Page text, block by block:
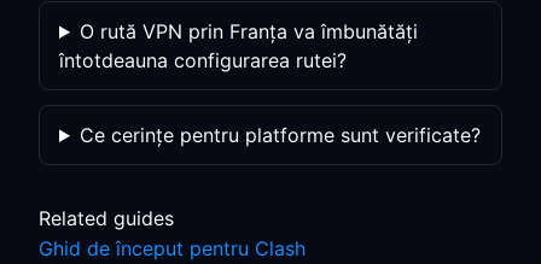
O rută VPN prin Franța va îmbunătăți
întotdeauna configurarea rutei?
Ce cerințe pentru platforme sunt verificate?
Related guides
Ghid de început pentru Clash